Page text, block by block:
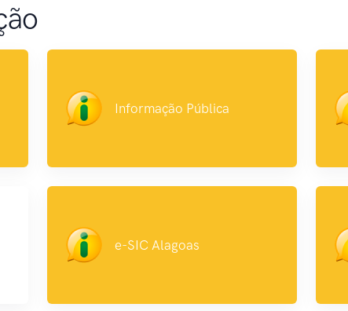
Informação Pública
e-SIC Alagoas